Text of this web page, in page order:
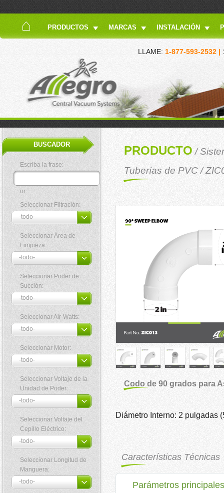
PRODUCTOS MARCAS INSTALACIÓN
LLAME: 1-877-593-2532 |
BUSCADOR
Escriba la frase:
or
Seleccionar Filtración:
Seleccionar Área de
Limpieza:
Seleccionar Poder de
Succión:
Seleccionar Air-Watts:
Seleccionar Motor:
Seleccionar Voltaje de la
Unidad de Poder:
Seleccionar Voltaje del
Cepillo Eléctrico:
Seleccionar Longitud de
Manguera:
PRODUCTO/
Tuberías de PVC/
Codo de 90 grados para
Diámetro Interno: 2 pulgadas
Características Técnicas
Parámetros principales